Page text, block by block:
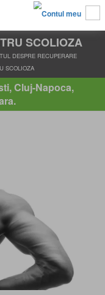
SCOLIOZA
TOTUL DESPRE
PENTRU SCOLIOZA
Cluj-Napoca,